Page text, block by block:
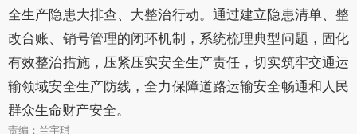
全生产隐患大排查、大整治行动。通过建立隐患清单、整
改台账、销号管理的闭环机制，系统梳理典型问题，固化
有效整治措施，压紧压实安全生产责任，切实筑牢交通运
输领域安全生产防线，全力保障道路运输安全畅通和人民
群众生命财产安全。
责编：兰宇琪